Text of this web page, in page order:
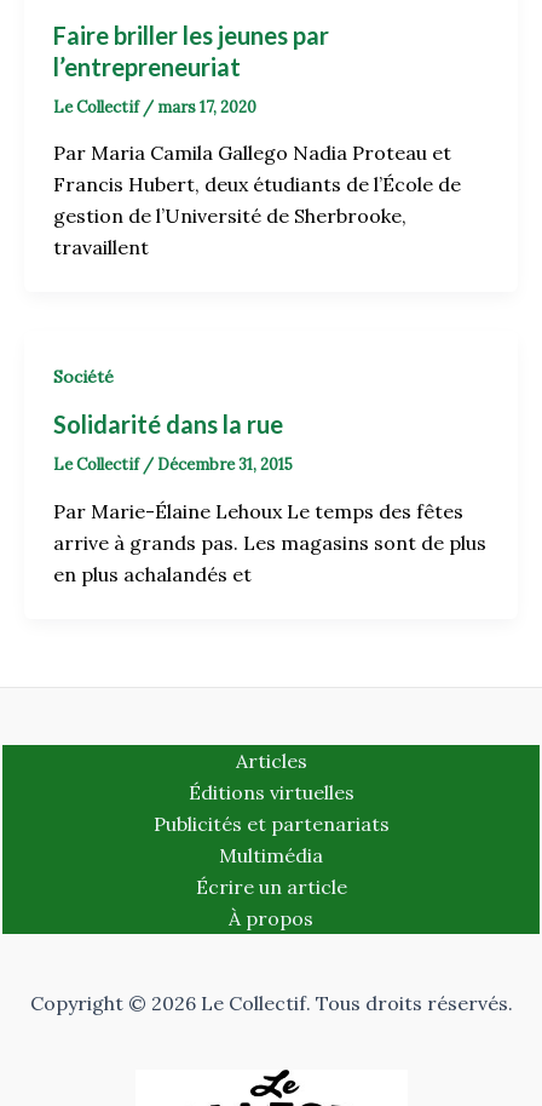
Faire briller les jeunes par
l’entrepreneuriat
Le Collectif / mars 17, 2020
Par Maria Camila Gallego Nadia Proteau et
Francis Hubert, deux étudiants de l’École de
gestion de l’Université de Sherbrooke,
travaillent
Société
Solidarité dans la rue
Le Collectif /Décembre 31, 2015
Par Marie-Élaine Lehoux Le temps des fêtes
arrive à grands pas. Les magasins sont de plus
en plus achalandés et
Articles
Éditions virtuelles
Publicités et partenariats
Multimédia
Écrire un article
À propos
Copyright © 2026 Le Collectif. Tous droits réservés.